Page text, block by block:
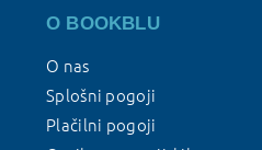
O BOOKBLU
O nas
Splošni pogoji
Plačilni pogoji